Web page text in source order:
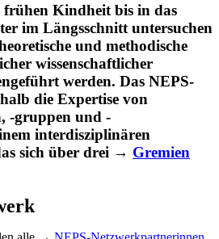
Kindheit bis in das
im Längsschnitt untersuchen
und methodische
wissenschaftlicher
werden. Das NEPS-
die Expertise von
-gruppen und -
interdisziplinären
sich über drei → Gremien